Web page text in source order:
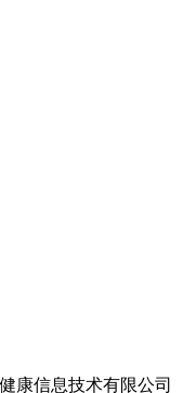
康信息技术有限公司